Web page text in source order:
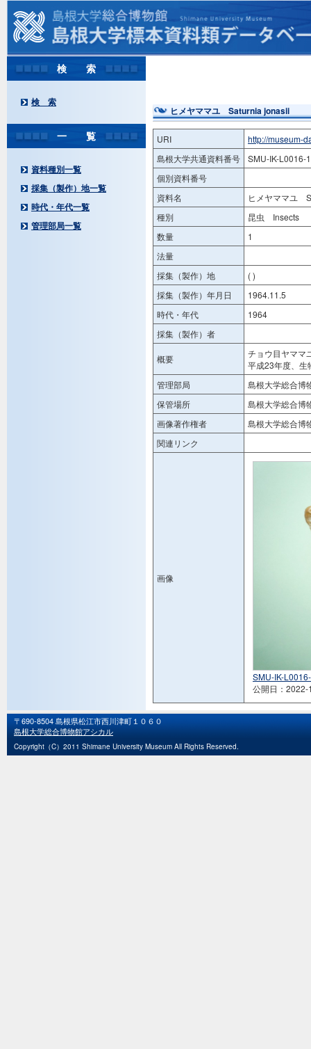
検 索
検 索
一 覧
資料種別一覧
採集（製作）地一覧
時代・年代一覧
管理部局一覧
ヒメヤママユ Saturnia jonasii
URI
http://museum-
島根大学共通資料番号
SMU-IK-L0016-
個別資料番号
資料名
ヒメヤママユ
種別
昆虫 Insects
数量
1
法量
採集（製作）地
( )
採集（製作）年月日
1964.11.5
時代・年代
1964
採集（製作）者
概要
チョウ目ヤママ
平成23年度、生
管理部局
島根大学総合博
保管場所
島根大学総合博
画像著作権者
島根大学総合博
関連リンク
画像
SMU-IK-
公開日：2022-
〒690-8504 島根県松江市西川津町１０６０
島根大学総合博物館アシカル
Copyright（C）2011 Shimane University Museum All Rights Reserved.